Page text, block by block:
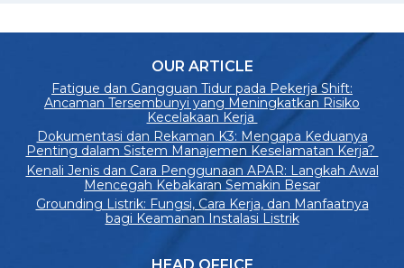
OUR ARTICLE
Fatigue dan Gangguan Tidur pada Pekerja Shift:
Ancaman Tersembunyi yang Meningkatkan Risiko
Kecelakaan Kerja
Dokumentasi dan Rekaman K3: Mengapa Keduanya
Penting dalam Sistem Manajemen Keselamatan Kerja?
Kenali Jenis dan Cara Penggunaan APAR: Langkah Awal
Mencegah Kebakaran Semakin Besar
Grounding Listrik: Fungsi, Cara Kerja, dan Manfaatnya
bagi Keamanan Instalasi Listrik